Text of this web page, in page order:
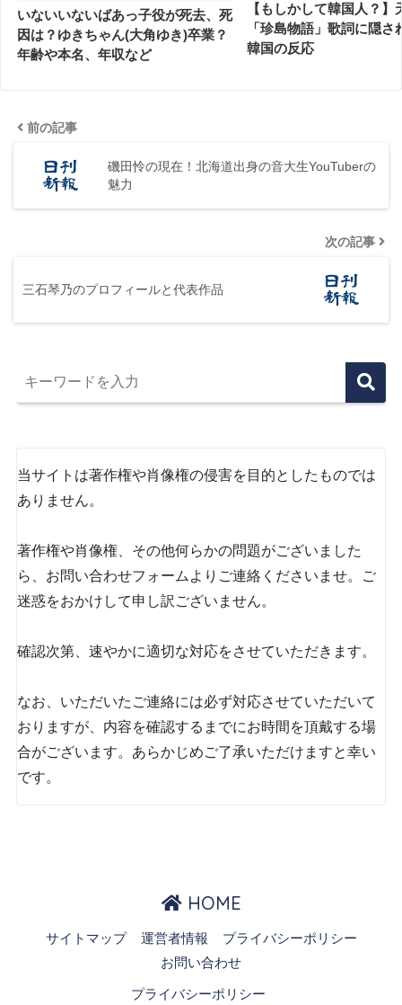
いないいないばあっ子役が死去、死
因は？ゆきちゃん(大角ゆき)卒業？
年齢や本名、年収など
【もしかして韓国人？】
「珍島物語」歌詞に隠さ
韓国の反応
前の記事
磯田怜の現在！北海道出身の音大生YouTuberの
魅力
次の記事
三石琴乃のプロフィールと代表作品
当サイトは著作権や肖像権の侵害を目的としたものでは
ありません。
著作権や肖像権、その他何らかの問題がございました
ら、お問い合わせフォームよりご連絡くださいませ。ご
迷惑をおかけして申し訳ございません。
確認次第、速やかに適切な対応をさせていただきます。
なお、いただいたご連絡には必ず対応させていただいて
おりますが、内容を確認するまでにお時間を頂戴する場
合がございます。あらかじめご了承いただけますと幸い
です。
HOME
サイトマップ 運営者情報
プライバシーポリシー
お問い合わせ
プライバシーポリシー